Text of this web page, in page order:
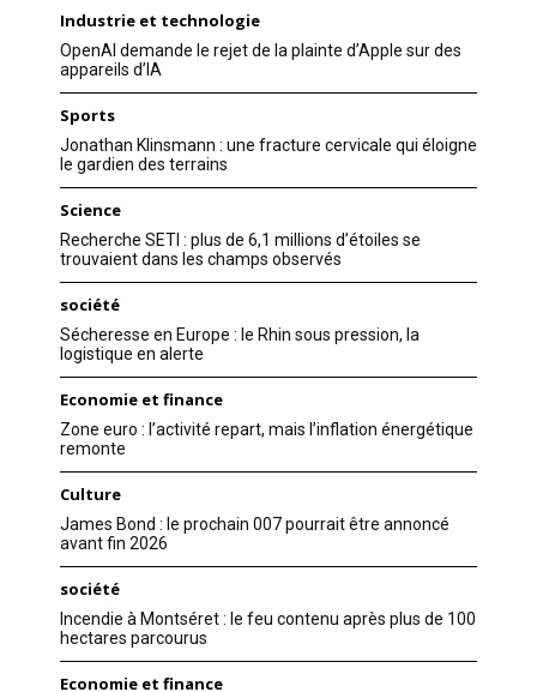
Industrie et technologie
OpenAI demande le rejet de la plainte d’Apple sur des
appareils d’IA
Sports
Jonathan Klinsmann : une fracture cervicale qui éloigne
le gardien des terrains
Science
Recherche SETI : plus de 6,1 millions d’étoiles se
trouvaient dans les champs observés
société
Sécheresse en Europe : le Rhin sous pression, la
logistique en alerte
Economie et finance
Zone euro : l’activité repart, mais l’inflation énergétique
remonte
Culture
James Bond : le prochain 007 pourrait être annoncé
avant fin 2026
société
Incendie à Montséret : le feu contenu après plus de 100
hectares parcourus
Economie et finance